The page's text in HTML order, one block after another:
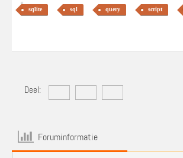
sqlite sql query script
Deel:
Foruminformatie